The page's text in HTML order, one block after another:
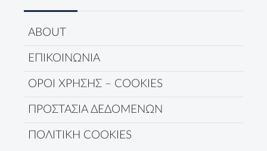
ABOUT
ΕΠΙΚΟΙΝΩΝΙΑ
ΟΡΟΙ ΧΡΗΣΗΣ – COOKIES
ΠΡΟΣΤΑΣΙΑ ΔΕΔΟΜΕΝΩΝ
ΠΟΛΙΤΙΚΗ COOKIES